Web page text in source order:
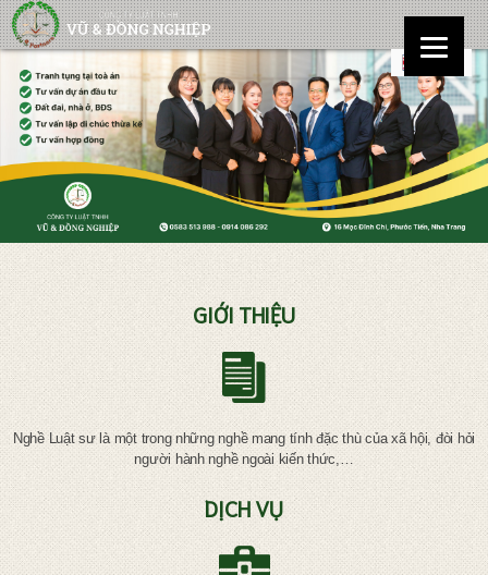
GIỚI THIỆU
Nghề Luật sư là một trong những nghề mang tính đặc thù của xã hội, đòi hỏi
người hành nghề ngoài kiến thức,…
DỊCH VỤ